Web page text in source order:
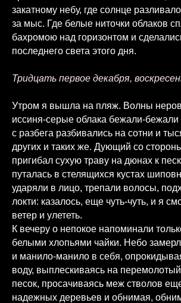
закатному небу, где солнце
за мыс. Где белые ниточки облаков
бахромою над горизонтом и
последнего света этого дня.
Тридцать первое декабря,
Утром я вышла на пляж. Волны
иссиня-серые облака бежали-
с разбега разбивались на сотни и
других и таких же. Дующий со
пригибал сухую траву на дюнах к
путалась в стелящихся кустах
ударяли в лицо, трепали волосы,
локти: казалось, еще чуть-чуть, и я
ветер и улететь.
К вечеру о непокое напоминали
белыми хлопьями чайки. Небо
и манило-манило в себя,
воду, выплескиваясь на
песок, просачиваясь меж стволов
надежных деревьев и обнимая,